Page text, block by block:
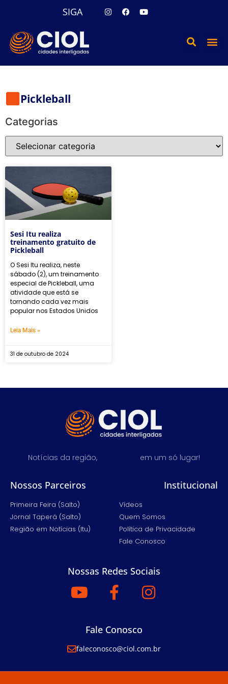
SIGA
Pickleball
Categorias
Sesi Itu realiza
treinamento gratuito de
Pickleball
O Sesi Itu realiza, neste
sábado (2), um treinamento
especial de Pickleball, uma
atividade que está se
tornando cada vez mais
popular nos Estados Unidos
Leia Mais »
31 de outubro de 2024
Notícias da região, em um só lugar!
Nossos Parceiros
Primeira Feira (Salto)
Jornal Taperá (Salto)
Região em Notícias (Itu)
Institucional
Vídeos
Quem Somos
Política de Privacidade
Fale Conosco
Nossas Redes Sociais
Fale Conosco
faleconosco@ciol.com.br